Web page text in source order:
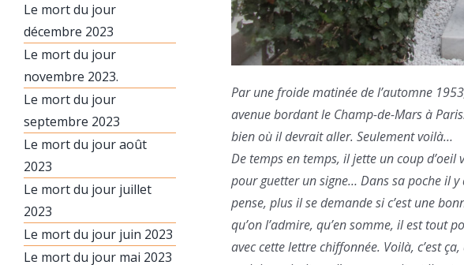
Par une froide matinée de l’automne
avenue bordant le Champ-de-Mars à
bien où il devrait aller. Seulement voilà…
De temps en temps, il jette un coup
pour guetter un signe… Dans sa poche il
pense, plus il se demande si c’est une
qu’on l’admire, qu’en somme, il est tout
avec cette lettre chiffonnée. Voilà, c’est
Le mort du jour
décembre 2023
Le mort du jour
novembre 2023.
Le mort du jour
septembre 2023
Le mort du jour août
2023
Le mort du jour juillet
2023
Le mort du jour juin 2023
Le mort du jour mai 2023